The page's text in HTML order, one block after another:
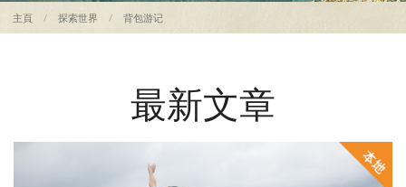
主頁 探索世界 背包游记
最新文章